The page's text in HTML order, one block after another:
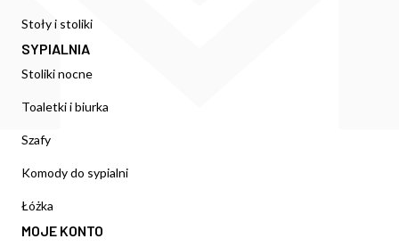
Stoły i stoliki
SYPIALNIA
Stoliki nocne
Toaletki i biurka
Szafy
Komody do sypialni
Łóżka
MOJE KONTO